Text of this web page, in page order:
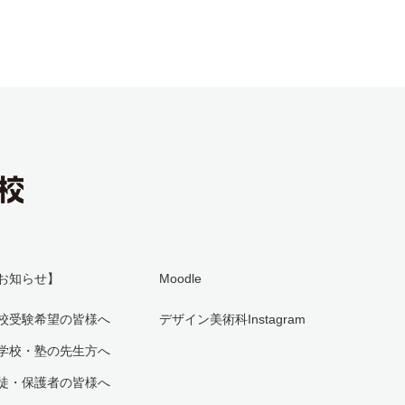
知らせ】
受験希望の皆様へ
校・塾の先生方へ
・保護者の皆様へ
Moodle
デザイン美術科Instagram